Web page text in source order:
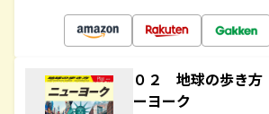
０２ 地球の歩き
ーヨーク